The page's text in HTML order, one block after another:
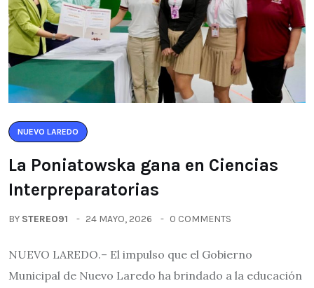
NUEVO LAREDO
La Poniatowska gana en Ciencias
Interpreparatorias
BY STEREO91 24 MAYO, 2026 0 COMMENTS
NUEVO LAREDO.– El impulso que el Gobierno
Municipal de Nuevo Laredo ha brindado a la educación